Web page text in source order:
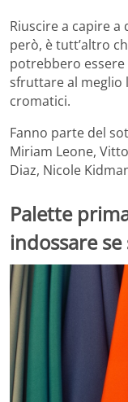
Riuscire a capire
però, è tutt’altro
potrebbero essere
sfruttare al meglio
cromatici.
Fanno parte del
Miriam Leone,
Diaz, Nicole
Palette
indossare